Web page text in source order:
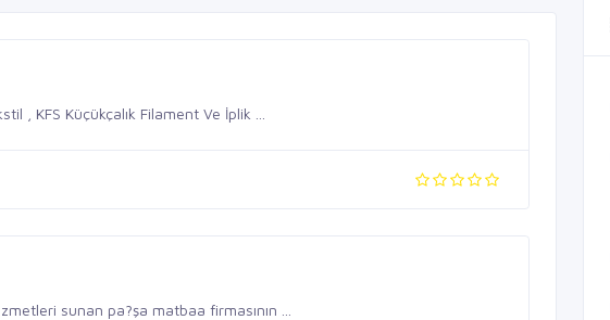
, KFS Küçükçalık Filament Ve İplik ...
sunan pa?şa matbaa firmasının ...